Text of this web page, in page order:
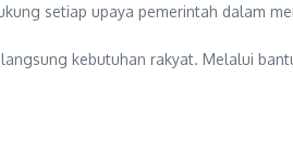
setiap upaya pemerintah dalam
kebutuhan rakyat. Melalui